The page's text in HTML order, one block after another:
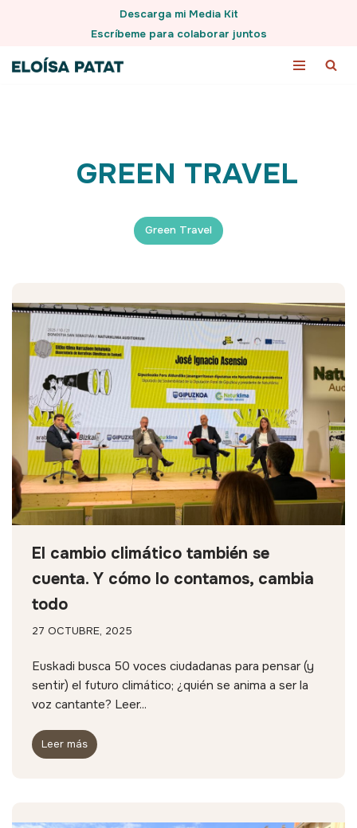
al
Descarga mi Media Kit
Escríbeme para colaborar juntos
GREEN TRAVEL
Green Travel
El cambio climático también se
cuenta. Y cómo lo contamos, cambia
todo
27 OCTUBRE, 2025
Euskadi busca 50 voces ciudadanas para pensar (y
sentir) el futuro climático; ¿quién se anima a ser la
voz cantante? Leer...
Leer más